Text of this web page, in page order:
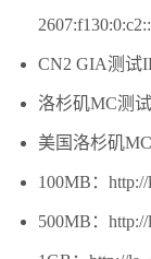
CN2 GIA测试
洛杉矶MC测试
美国洛杉矶
100MB：http://
500MB：http://